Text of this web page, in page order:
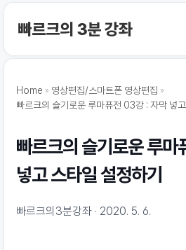
본문 바로가기
빠르크의 3분 강좌
Home
영상편집/스마트폰 영상편집
빠르크의 슬기로운 루마퓨전 03강 : 자막 넣
빠르크의 슬기로운 루
넣고 스타일 설정하기
빠르크의3분강좌 2020. 5. 6.